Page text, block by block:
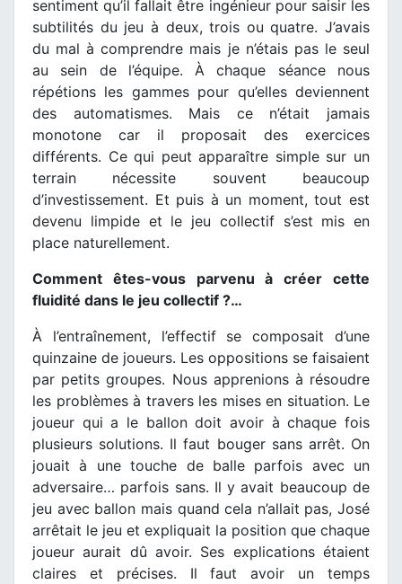
sentiment qu’il fallait être ingénieur pour saisir les
subtilités du jeu à deux, trois ou quatre. J’avais
du mal à comprendre mais je n’étais pas le seul
au sein de l’équipe. À chaque séance nous
répétions les gammes pour qu’elles deviennent
des automatismes. Mais ce n’était jamais
monotone car il proposait des exercices
différents. Ce qui peut apparaître simple sur un
terrain nécessite souvent beaucoup
d’investissement. Et puis à un moment, tout est
devenu limpide et le jeu collectif s’est mis en
place naturellement.
Comment êtes-vous parvenu à créer cette
fluidité dans le jeu collectif ?…
À l’entraînement, l’effectif se composait d’une
quinzaine de joueurs. Les oppositions se faisaient
par petits groupes. Nous apprenions à résoudre
les problèmes à travers les mises en situation. Le
joueur qui a le ballon doit avoir à chaque fois
plusieurs solutions. Il faut bouger sans arrêt. On
jouait à une touche de balle parfois avec un
adversaire… parfois sans. Il y avait beaucoup de
jeu avec ballon mais quand cela n’allait pas, José
arrêtait le jeu et expliquait la position que chaque
joueur aurait dû avoir. Ses explications étaient
claires et précises. Il faut avoir un temps